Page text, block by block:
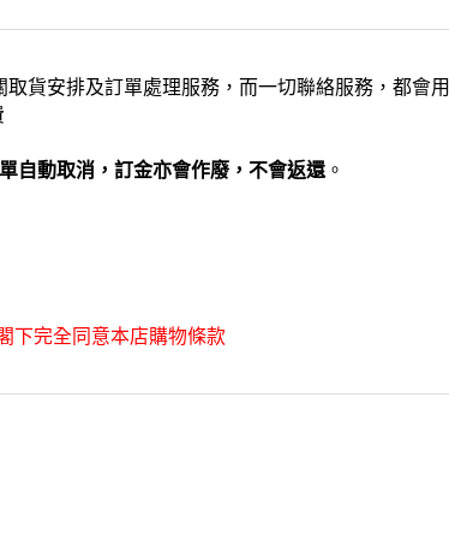
取貨安排及訂單處理服務，而一切聯絡服務，都會用
自動取消，訂金亦會作廢，不會返還。
下完全同意本店購物條款